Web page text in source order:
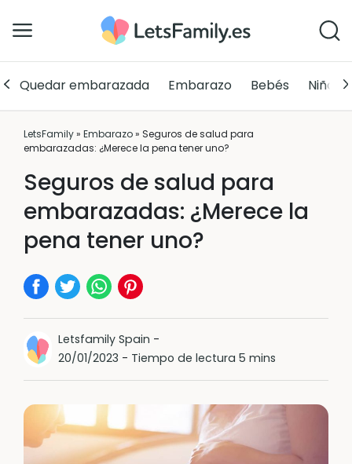
Quedar embarazada Embarazo Bebés Niños
LetsFamily» Embarazo» Seguros de salud para
embarazadas: ¿Merece la pena tener uno?
Seguros de salud para
embarazadas: ¿Merece la
pena tener uno?
Letsfamily Spain -
20/01/2023 - Tiempo de lectura 5 mins